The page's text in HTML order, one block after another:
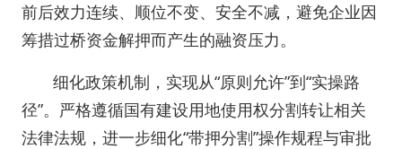
前后效力连续、顺位不变、安全不减，避免企业因
筹措过桥资金解押而产生的融资压力。
细化政策机制，实现从“原则允许”到“实操路
径”。严格遵循国有建设用地使用权分割转让相关
法律法规，进一步细化“带押分割”操作规程与审批